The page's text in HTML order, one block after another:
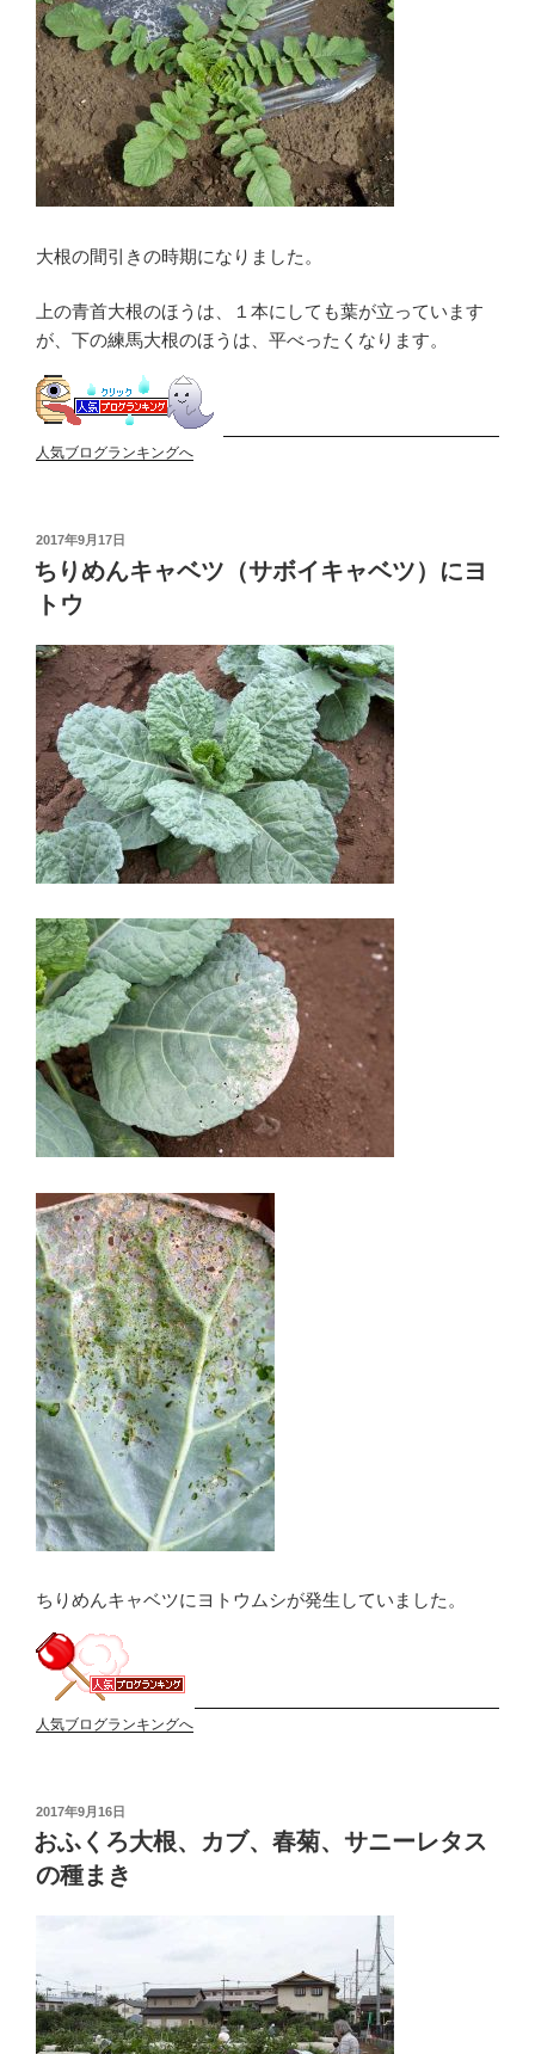
大根の間引きの時期になりました。
上の青首大根のほうは、１本にしても葉が立っています
が、下の練馬大根のほうは、平べったくなります。
人気ブログランキングへ
投
稿
日:
2017年9月17日
ちりめんキャベツ（サボイキャベツ）にヨ
トウ
ちりめんキャベツにヨトウムシが発生していました。
人気ブログランキングへ
投
稿
日:
2017年9月16日
おふくろ大根、カブ、春菊、サニーレタス
の種まき